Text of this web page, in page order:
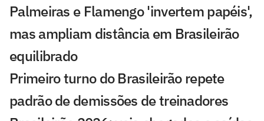
Palmeiras e Flamengo 'invertem papéis',
mas ampliam distância em Brasileirão
equilibrado
Primeiro turno do Brasileirão repete
padrão de demissões de treinadores